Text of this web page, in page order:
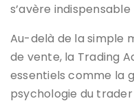
s’avère
Au-delà de la simple
de vente, la Trading
essentiels comme la
psychologie du